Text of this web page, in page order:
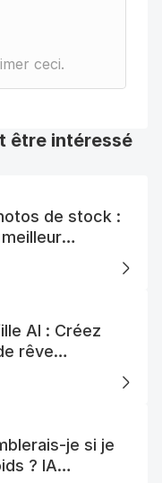
ceci.
être intéressé
de stock :
AI : Créez
rêve
je si je
? IA